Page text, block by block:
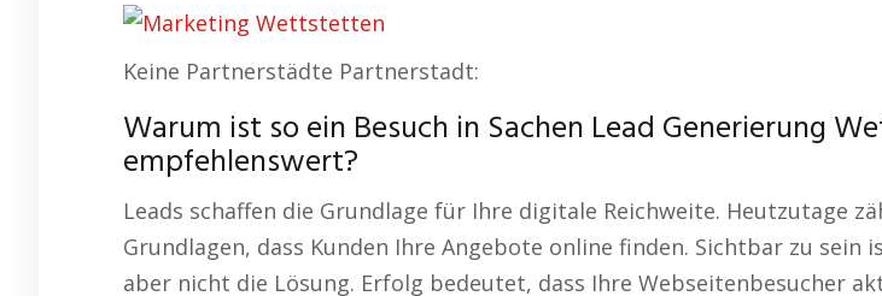
Keine Partnerstädte Partnerstadt:
Warum ist so ein Besuch in Sachen Lead Generierung
empfehlenswert?
Leads schaffen die Grundlage für Ihre digitale Reichweite. Heutzutage
Grundlagen, dass Kunden Ihre Angebote online finden. Sichtbar zu sein
aber nicht die Lösung. Erfolg bedeutet, dass Ihre Webseitenbesucher